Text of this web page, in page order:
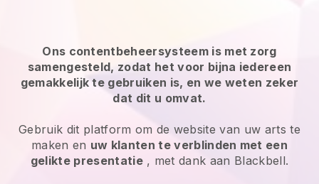
Ons contentbeheersysteem is met zorg
samengesteld, zodat het voor bijna iedereen
gemakkelijk te gebruiken is, en we weten zeker
dat dit u omvat.
Gebruik dit platform om de website van uw arts te
maken en uw klanten te verblinden met een
gelikte presentatie, met dank aan Blackbell.